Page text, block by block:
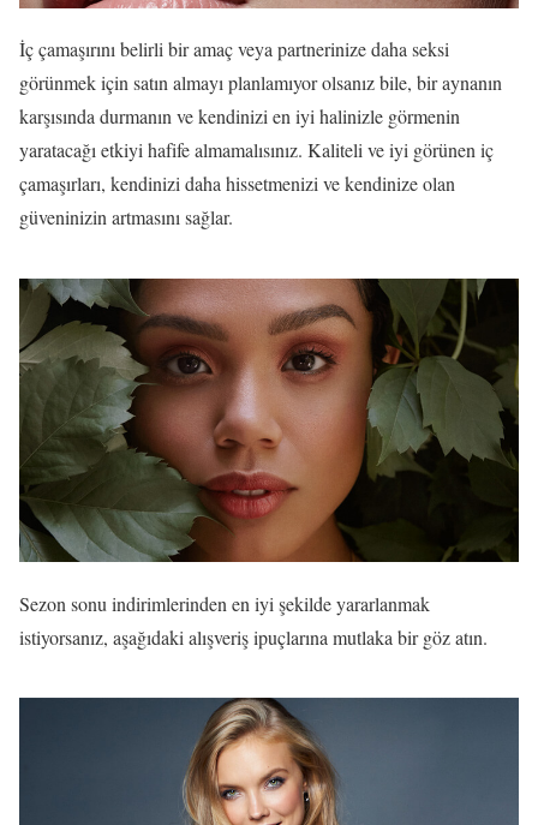
İç çamaşırını belirli bir amaç veya partnerinize daha seksi
görünmek için satın almayı planlamıyor olsanız bile, bir aynanın
karşısında durmanın ve kendinizi en iyi halinizle görmenin
yaratacağı etkiyi hafife almamalısınız. Kaliteli ve iyi görünen iç
çamaşırları, kendinizi daha hissetmenizi ve kendinize olan
güveninizin artmasını sağlar.
Sezon sonu indirimlerinden en iyi şekilde yararlanmak
istiyorsanız, aşağıdaki alışveriş ipuçlarına mutlaka bir göz atın.